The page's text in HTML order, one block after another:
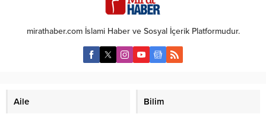
ülkemizde insanlarımızın bütünü
batı ölçülerine göre eğitim
almaktadır. Bu sebeple iktidar
kadrolarının değişimi de köklü bir
konusunda ricada bulundum. O
da siz devam edin biz de sizin
ilminizden istifade edelim dedi.
Sağ olsun...
mirathaber.com İslami Haber ve Sosyal İçerik Platformudur.
Aile Bilim